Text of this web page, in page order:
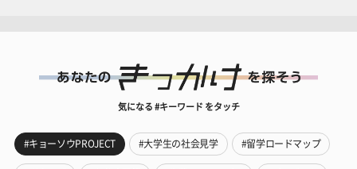
気になる #キーワード をタッチ
#キョーソウPROJECT #大学生の社会見学 #留学ロードマップ